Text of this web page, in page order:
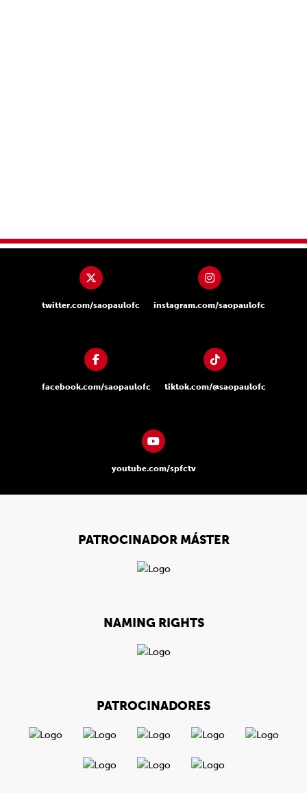
twitter.com/saopaulofc instagram.com/saopaulofc
facebook.com/saopaulofc tiktok.com/@saopaulofc
youtube.com/spfctv
PATROCINADOR MÁSTER
NAMING RIGHTS
PATROCINADORES